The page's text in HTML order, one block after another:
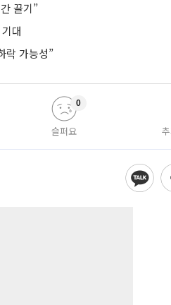
끌기”
대
락 가능성”
슬퍼요
0